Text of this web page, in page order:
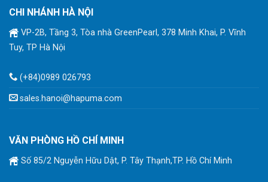
CHI NHÁNH HÀ NỘI
VP-2B, Tầng 3, Tòa nhà GreenPearl, 378 Minh Khai, P. Vĩnh
Tuy, TP Hà Nội
(+84)0989 026793
sales.hanoi@hapuma.com
VĂN PHÒNG HỒ CHÍ MINH
Số 85/2 Nguyễn Hữu Dật, P. Tây Thạnh,TP. Hồ Chí Minh